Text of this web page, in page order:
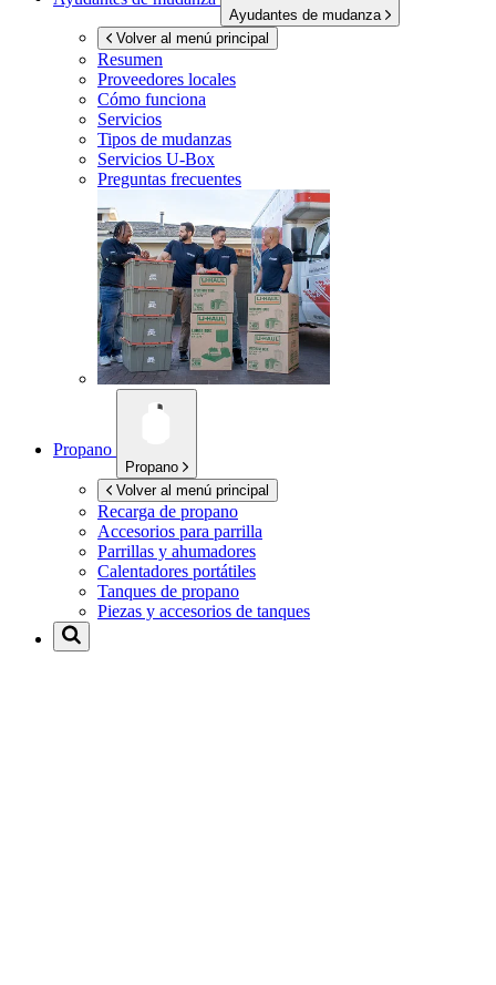
Ayudantes de mudanza
Volver al menú principal
Resumen
Proveedores locales
Cómo funciona
Servicios
Tipos de mudanzas
Servicios U-Box
Preguntas frecuentes
Propano
Propano
Volver al menú principal
Recarga de propano
Accesorios para parrilla
Parrillas y ahumadores
Calentadores portátiles
Tanques de propano
Piezas y accesorios de tanques